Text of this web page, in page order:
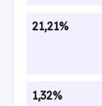
21,21%
1,32%